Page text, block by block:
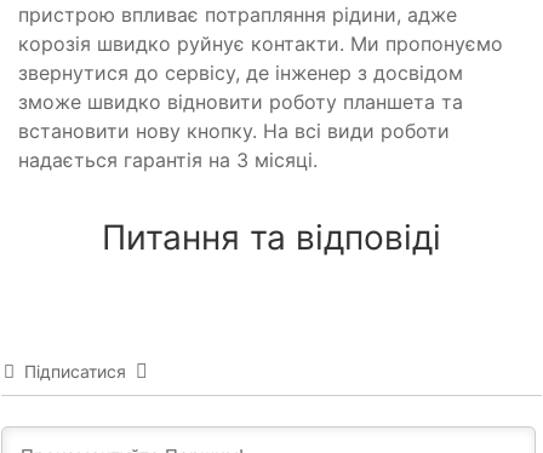
пристрою впливає потрапляння рідини, адже
корозія швидко руйнує контакти. Ми пропонуємо
звернутися до сервісу, де інженер з досвідом
зможе швидко відновити роботу планшета та
встановити нову кнопку. На всі види роботи
надається гарантія на 3 місяці.
Питання та відповіді
Підписатися